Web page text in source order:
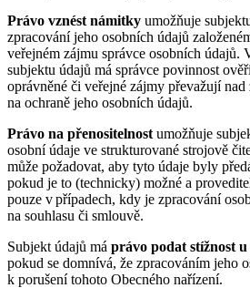
Právo vznést námitky umožňuje
zpracování jeho osobních údajů
veřejném zájmu správce osobních údajů.
subjektu údajů má správce povinnost
oprávněné či veřejné zájmy převažují
na ochraně jeho osobních údajů.
Právo na přenositelnost umožňuje
osobní údaje ve strukturované strojově
může požadovat, aby tyto údaje byly
pokud je to (technicky) možné a
pouze v případech, kdy je zpracování
na souhlasu či smlouvě.
Subjekt údajů má právo podat stížnost
pokud se domnívá, že zpracováním jeho
k porušení tohoto Obecného nařízení.